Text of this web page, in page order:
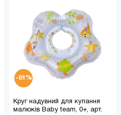
-61%
Круг надувний для купання
малюків Baby team, 0+, арт.